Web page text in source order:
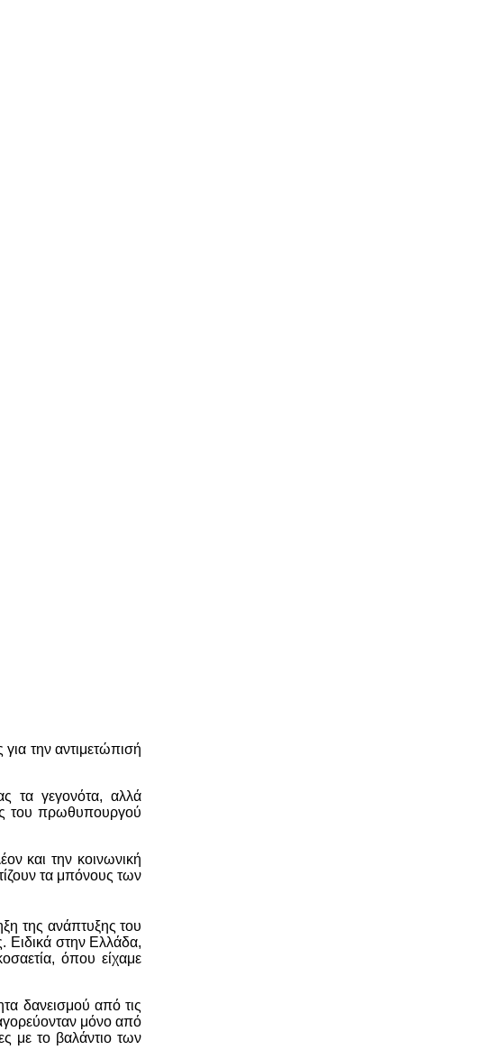
την αντιμετώπισή
τα γεγονότα, αλλά
του πρωθυπουργού
και την κοινωνική
τα μπόνους των
της ανάπτυξης του
Ειδικά στην Ελλάδα,
όπου είχαμε
δανεισμού από τις
μόνο από
με το βαλάντιο των